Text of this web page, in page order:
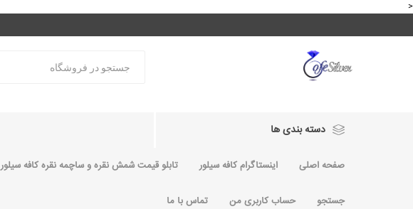
<
دسته بندی ها
صفحه اصلی اینستاگرام کافه سیلور تابلو قیمت شمش نقره و ساچمه نقره کافه سیلور
جستجو حساب کاربری من تماس با ما